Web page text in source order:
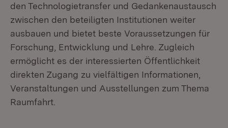
den Technologietransfer und Gedankenaustausch
zwischen den beteiligten Institutionen weiter
ausbauen und bietet beste Voraussetzungen für
Forschung, Entwicklung und Lehre. Zugleich
ermöglicht es der interessierten Öffentlichkeit
direkten Zugang zu vielfältigen Informationen,
Veranstaltungen und Ausstellungen zum Thema
Raumfahrt.